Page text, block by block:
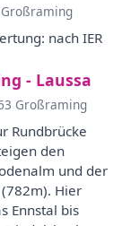
nach IER
- Laussa
Großraming
Rundbrücke
den
und der
Hier
Ennstal bis